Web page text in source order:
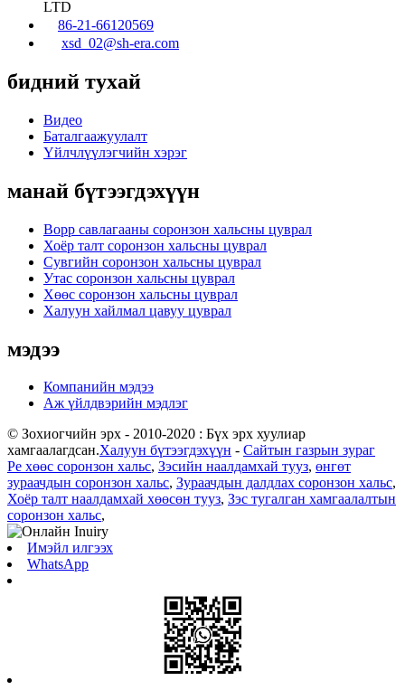
LTD
86-21-66120569
xsd_02@sh-era.com
бидний тухай
Видео
Баталгаажуулалт
Үйлчлүүлэгчийн хэрэг
манай бүтээгдэхүүн
Bopp савлагааны соронзон хальсны цуврал
Хоёр талт соронзон хальсны цуврал
Сувгийн соронзон хальсны цуврал
Утас соронзон хальсны цуврал
Хөөс соронзон хальсны цуврал
Халуун хайлмал цавуу цуврал
мэдээ
Компанийн мэдээ
Аж үйлдвэрийн мэдлэг
© Зохиогчийн эрх - 2010-2020 : Бүх эрх хуулиар
хамгаалагдсан.Халуун бүтээгдэхүүн - Сайтын газрын зураг
Pe хөөс соронзон хальс, Зэсийн наалдамхай тууз, өнгөт
зураачдын соронзон хальс, Зураачдын далдлах соронзон хальс,
Хоёр талт наалдамхай хөөсөн тууз, Зэс тугалган хамгаалалтын
соронзон хальс,
Имэйл илгээх
WhatsApp